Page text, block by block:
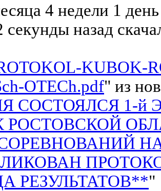
4 недели 1
секунды назад
KUBOK-
OTECh.pdf" из
СОСТОЯЛСЯ 1-й
РОСТОВСКОЙ
РЕЗУЛЬТАТОВ**"